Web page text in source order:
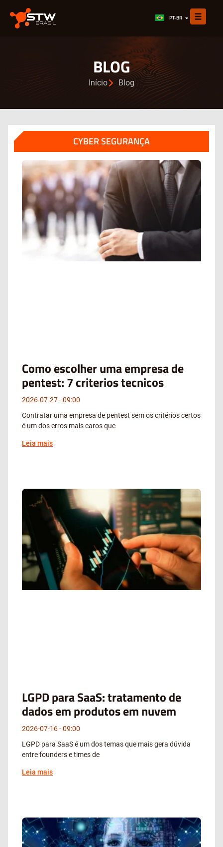
PT-BR
ES
BLOG
Início Blog
CYBER SEGURANÇA
Como escolher uma empresa de
pentest: 7 criterios tecnicos
2026-07-27
09:00
Contratar uma empresa de pentest sem os critérios certos
é um dos erros mais caros que
Leia mais
LGPD para SaaS: tratamento de
dados em produtos em nuvem
2026-07-16
09:00
LGPD para SaaS é um dos temas que mais gera dúvida
entre founders e times de
Leia mais